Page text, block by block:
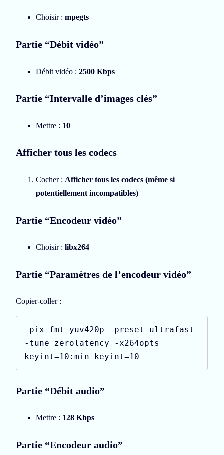
Choisir : mpegts
Partie “Débit vidéo”
Débit vidéo : 2500 Kbps
Partie “Intervalle d’images clés”
Mettre : 10
Afficher tous les codecs
Cocher : Afficher tous les codecs (même si
potentiellement incompatibles)
Partie “Encodeur vidéo”
Choisir : libx264
Partie “Paramètres de l’encodeur vidéo”
Copier-coller :
-pix_fmt yuv420p -preset ultrafast
-tune zerolatency -x264opts
keyint=10:min-keyint=10
Partie “Débit audio”
Mettre : 128 Kbps
Partie “Encodeur audio”